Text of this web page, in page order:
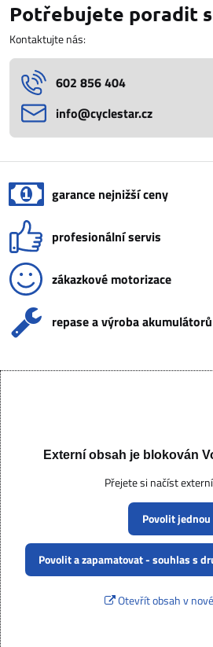
Potřebujete poradit
Kontaktujte nás:
602 856 404
info​@cyclestar​.cz
garance nejnižší ceny
profesionální servis
zákazkové motorizace
repase a výroba akumulátorů
Externí obsah je blokován
Přejete si načíst
Povolit jednou
Povolit a zapamatovat - souhlas s
Otevřít obsah v